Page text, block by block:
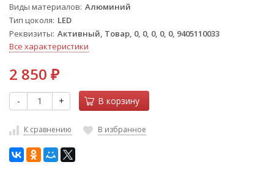
Виды материалов Алюминий
Тип цоколя LED
Реквизиты Активный, Товар, 0, 0, 0, 0, 0, 9405110033
Все характеристики
2 850 ₽
- + В корзину
К сравнению В избранное